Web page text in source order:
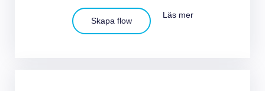
Skapa flow
Läs mer